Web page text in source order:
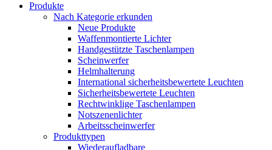
Produkte
Nach Kategorie erkunden
Neue Produkte
Waffenmontierte Lichter
Handgestützte Taschenlampen
Scheinwerfer
Helmhalterung
International sicherheitsbewertete Leuchten
Sicherheitsbewertete Leuchten
Rechtwinklige Taschenlampen
Notszenenlichter
Arbeitsscheinwerfer
Produkttypen
Wiederaufladbare